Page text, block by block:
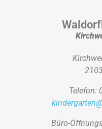
Telefon:
Büro-